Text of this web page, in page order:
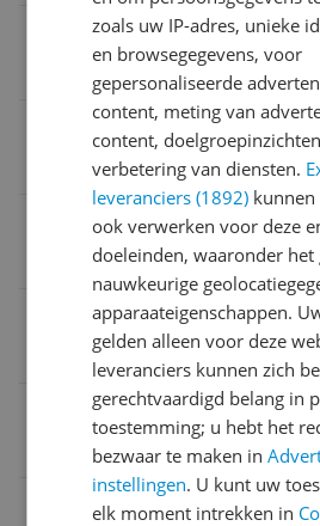
Schermgrootte
60,45 cm
Type schermafwerking
Antireflectiescherm
Screen technologie
Beeldschermresolutie
1920 x 1080 Pixels
Beeldverhouding
zoals uw IP-adres, unieke
en browsegegevens, voor
gepersonaliseerde
content, meting van
content,
verbetering van diensten.
leveranciers (1892) kunnen
ook verwerken voor deze
doeleinden, waaronder het
nauwkeurige
apparaateigenschappen.
gelden alleen voor deze
leveranciers kunnen zich
gerechtvaardigd belang in
toestemming; u hebt het
bezwaar te maken in
instellingen. U kunt uw
elk moment intrekken in